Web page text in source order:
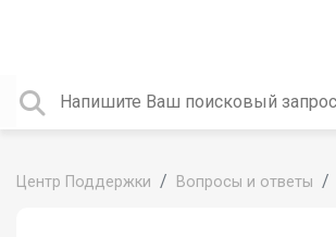
Центр Поддержки Вопросы и ответы